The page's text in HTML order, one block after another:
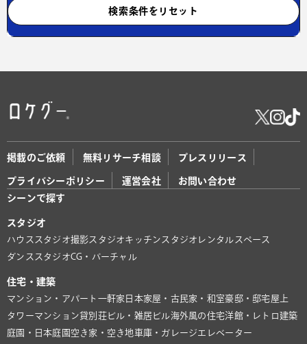
検索条件をリセット
掲載のご依頼 無料リサーチ相談 プレスリリース
プライバシーポリシー 運営会社
お問い合わせ
シーンで探す
スタジオ
ハウススタジオ撮影スタジオキッチンスタジオ レンタルスペース
ダンススタジオCG・バーチャル
住宅・建築
マンション・アパート 一軒家 日本家屋・古民家・和室豪邸・邸宅屋上
タワーマンション貸別荘ビル・雑居ビル海外風の住宅洋館・レトロ建築
庭園・日本庭園 空き家・空き地 車庫・ガレージ エレベーター